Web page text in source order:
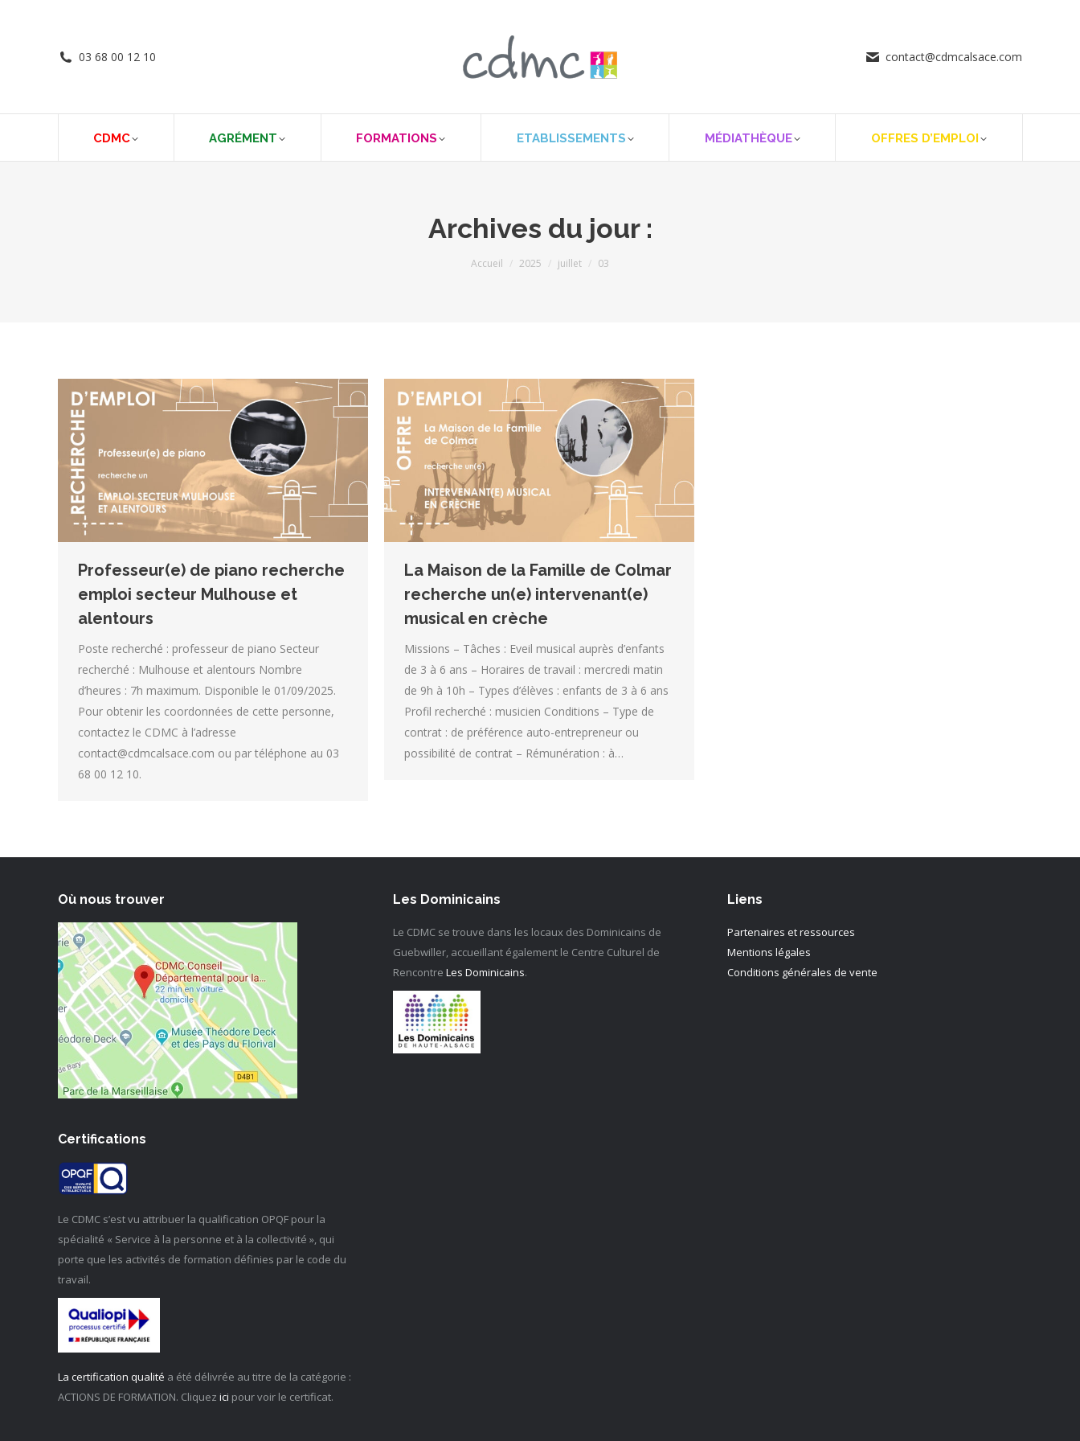
03 68 00 12 10 contact@cdmcalsace.com
CDMC AGRÉMENT FORMATIONS ETABLISSEMENTS MÉDIATHÈQUE OFFRES D’EMPLOI
Archives du jour :
Vous êtes ici :
Accueil 2025 juillet 03
Professeur(e) de piano recherche
emploi secteur Mulhouse et
alentours
Poste recherché : professeur de piano Secteur
recherché : Mulhouse et alentours Nombre
d’heures : 7h maximum. Disponible le 01/09/2025.
Pour obtenir les coordonnées de cette personne,
contactez le CDMC à l’adresse
contact@cdmcalsace.com ou par téléphone au 03
68 00 12 10.
La Maison de la Famille de Colmar
recherche un(e) intervenant(e)
musical en crèche
Missions – Tâches : Eveil musical auprès d’enfants
de 3 à 6 ans – Horaires de travail : mercredi matin
de 9h à 10h – Types d’élèves : enfants de 3 à 6 ans
Profil recherché : musicien Conditions – Type de
contrat : de préférence auto-entrepreneur ou
possibilité de contrat – Rémunération : à…
Où nous trouver Les Dominicains
Le CDMC se trouve dans les locaux des Dominicains de
Guebwiller, accueillant également le Centre Culturel de
Rencontre Les Dominicains.
Liens
Partenaires et ressources
Mentions légales
Conditions générales de vente
Certifications
Le CDMC s’est vu attribuer la qualification OPQF pour la
spécialité « Service à la personne et à la collectivité », qui
porte que les activités de formation définies par le code du
travail.
La certification qualité a été délivrée au titre de la catégorie :
ACTIONS DE FORMATION. Cliquez ici pour voir le certificat.